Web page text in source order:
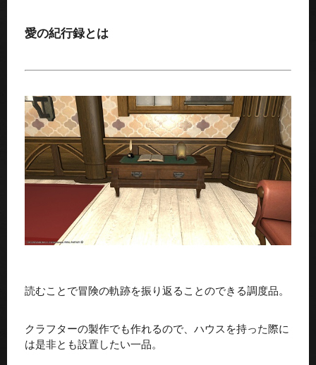
愛の紀行録とは
読むことで冒険の軌跡を振り返ることのできる調度品。
クラフターの製作でも作れるので、ハウスを持った際に
は是非とも設置したい一品。